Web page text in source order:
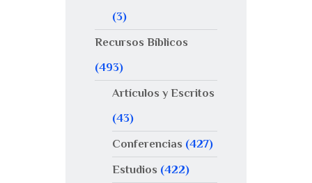
(3)
Recursos Bíblicos
(493)
Artículos y Escritos
(43)
Conferencias (427)
Estudios (422)